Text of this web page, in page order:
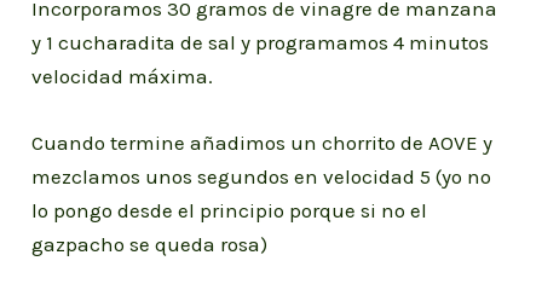
Incorporamos 30 gramos de vinagre de manzana
y 1 cucharadita de sal y programamos 4 minutos
velocidad máxima.
Cuando termine añadimos un chorrito de AOVE y
mezclamos unos segundos en velocidad 5 (yo no
lo pongo desde el principio porque si no el
gazpacho se queda rosa)